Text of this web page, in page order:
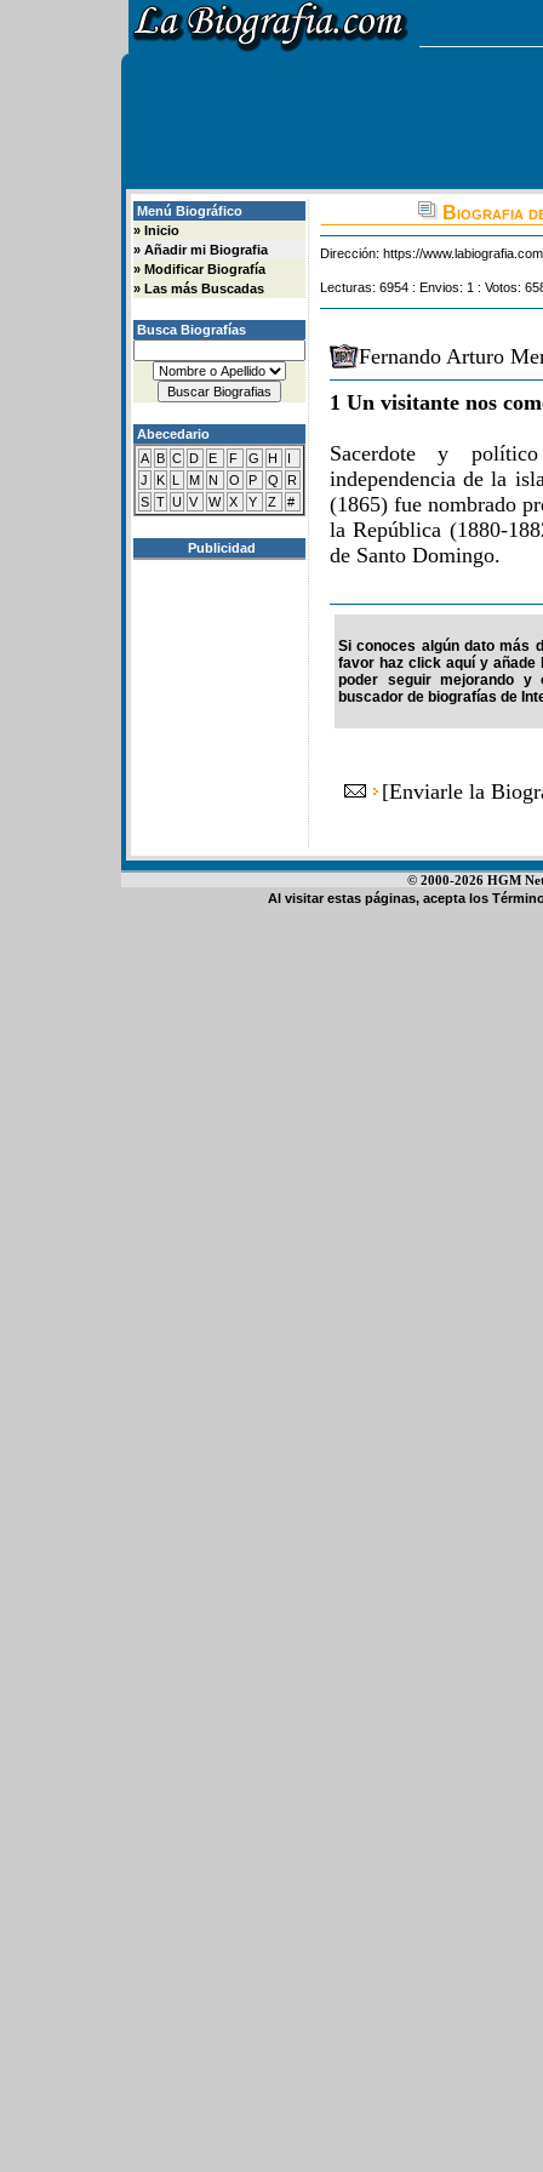
Menú Biográfico
» Inicio
» Añadir mi Biografia
» Modificar Biografía
» Las más Buscadas
Busca Biografías
Abecedario
A B C D E F G H
I
J
K L M N O P Q
R
S T U V W X Y Z #
Publicidad
Biografia
Dirección: https://
Lecturas: 6954 : Envios: 1 : Votos:
Fernando Arturo
1 Un visitante nos
Sacerdote y
independencia de la
(1865) fue nombrado
la República (1880-
de Santo Domingo.
Si conoces algún dato más
favor haz click aquí y
poder seguir mejorando y
buscador de biografías de
[Enviarle la
© 2000-2026 HGM
Al visitar estas páginas, acepta los